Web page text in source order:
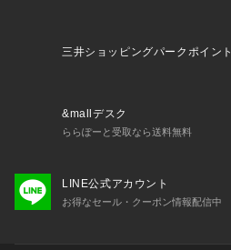
三井ショッピングパークポイント
&mallデスク
ららぽーと受取なら送料無料
LINE公式アカウント
お得なセール・クーポン情報配信中